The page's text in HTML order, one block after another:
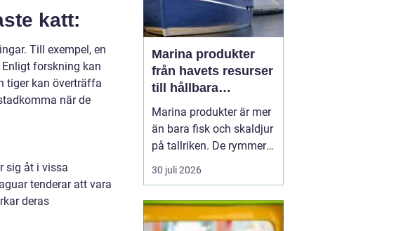
katt:
Till exempel, en
forskning kan
tiger kan överträffa
när de
sig åt i vissa
tenderar att vara
deras
Marina produkter
från havets resurser
till hållbara
upplevelser
Marina produkter är mer
än bara fisk och skaldjur
på tallriken. De rymmer
allt från mat och hälsa
till friluftsliv, kultur och
områden spelar havet en
30 juli 2026